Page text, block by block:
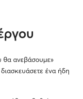
θα ανεβάσουμε»
ένα ήδη